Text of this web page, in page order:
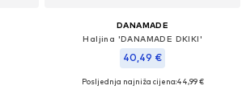
DANAMADE
Haljina 'DANAMADE DKIKI'
40,49 €
Dostupno u više veličina
Posljednja najniža cijena:44,99 €